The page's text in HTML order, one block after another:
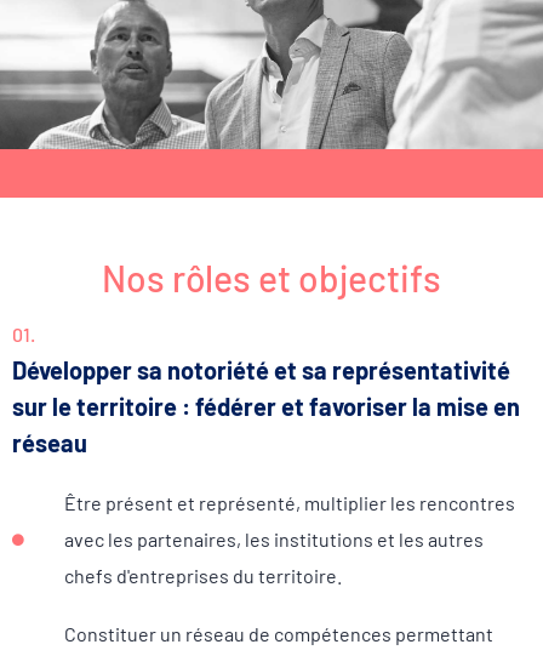
Nos rôles et objectifs
01.
Développer sa notoriété et sa représentativité
sur le territoire : fédérer et favoriser la mise en
réseau
Être présent et représenté, multiplier les rencontres
avec les partenaires, les institutions et les autres
chefs d'entreprises du territoire.
Constituer un réseau de compétences permettant